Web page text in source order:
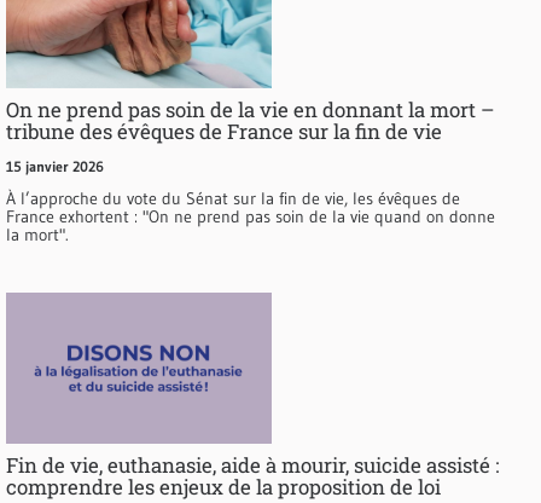
On ne prend pas soin de la vie en donnant la mort –
tribune des évêques de France sur la fin de vie
15 janvier 2026
À l’approche du vote du Sénat sur la fin de vie, les évêques de
France exhortent : "On ne prend pas soin de la vie quand on donne
la mort".
Fin de vie, euthanasie, aide à mourir, suicide assisté :
comprendre les enjeux de la proposition de loi